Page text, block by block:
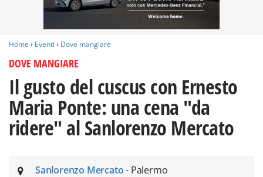
Home › Eventi › Dove mangiare
DOVE MANGIARE
Il gusto del cuscus con Ernesto
Maria Ponte: una cena "da
ridere" al Sanlorenzo Mercato
Sanlorenzo Mercato- Palermo